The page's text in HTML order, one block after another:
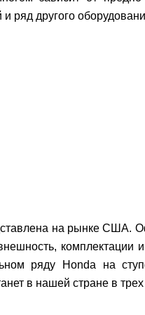
ряд другого
на рынке США.
ряду Honda на
в нашей стране в